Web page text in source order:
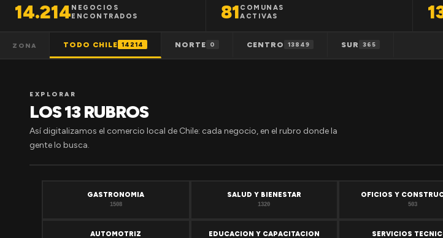
14.214NEGOCIOS
ENCONTRADOS
81COMUNAS
ACTIVAS
ZONA TODO CHILE 14214 NORTE 0 CENTRO 13849 SUR 365
EXPLORAR
LOS 13 RUBROS
Así digitalizamos el comercio local de Chile: cada negocio, en el rubro donde la
gente lo busca.
GASTRONOMIA
1508
SALUD Y BIENESTAR
1320
OFICIOS Y
503
AUTOMOTRIZ EDUCACION Y CAPACITACION SERVICIOS